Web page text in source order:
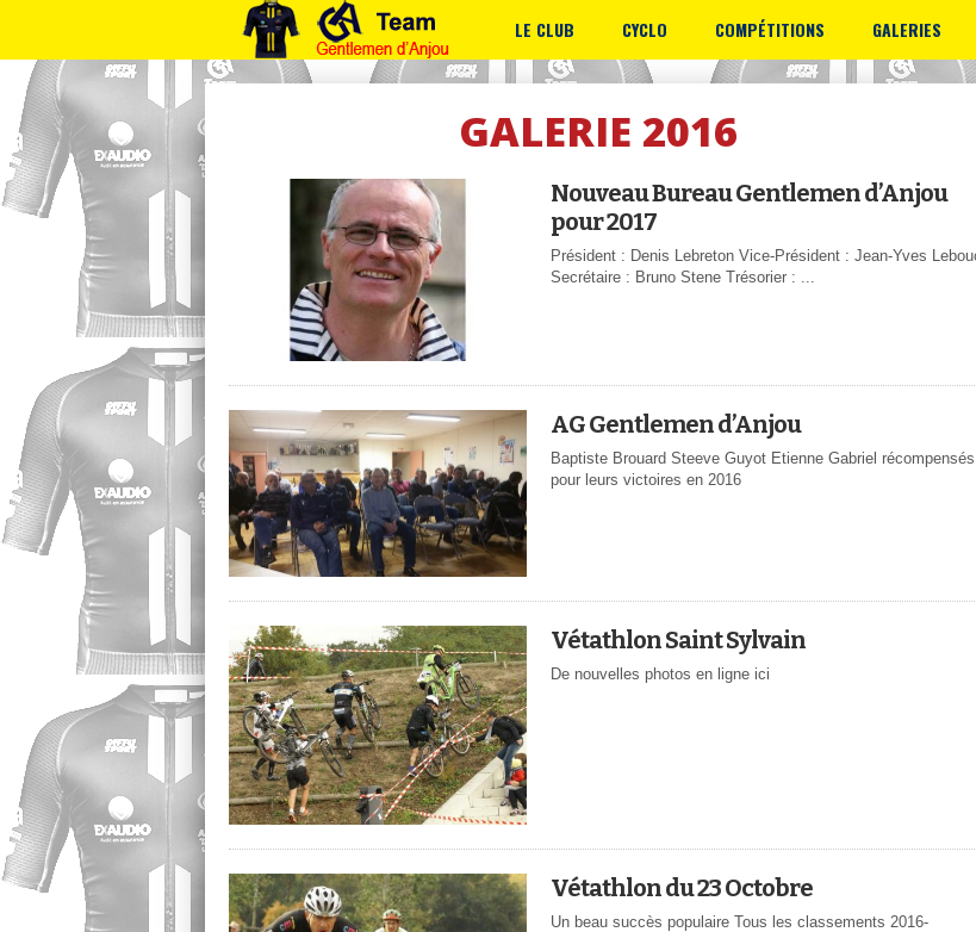
LE CLUB CYCLO COMPÉTITIONS GALERIES
GALERIE 2016
Nouveau Bureau Gentlemen d’Anjou
pour 2017
Président : Denis Lebreton Vice-Président : Jean-Yves
Secrétaire : Bruno Stene Trésorier : ...
AG Gentlemen d’Anjou
Baptiste Brouard Steeve Guyot Etienne Gabriel récompensés
pour leurs victoires en 2016
Vétathlon Saint Sylvain
De nouvelles photos en ligne ici
Vétathlon du 23 Octobre
Un beau succès populaire Tous les classements 2016-